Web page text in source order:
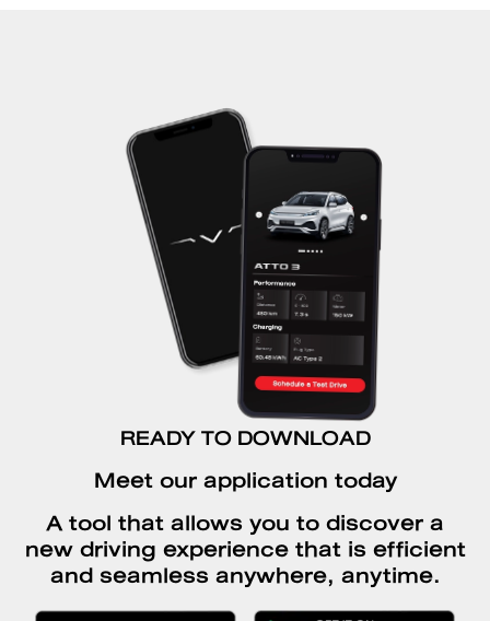
READY TO DOWNLOAD
Meet our application today
A tool that allows you to discover a
new driving experience that is efficient
and seamless anywhere, anytime.